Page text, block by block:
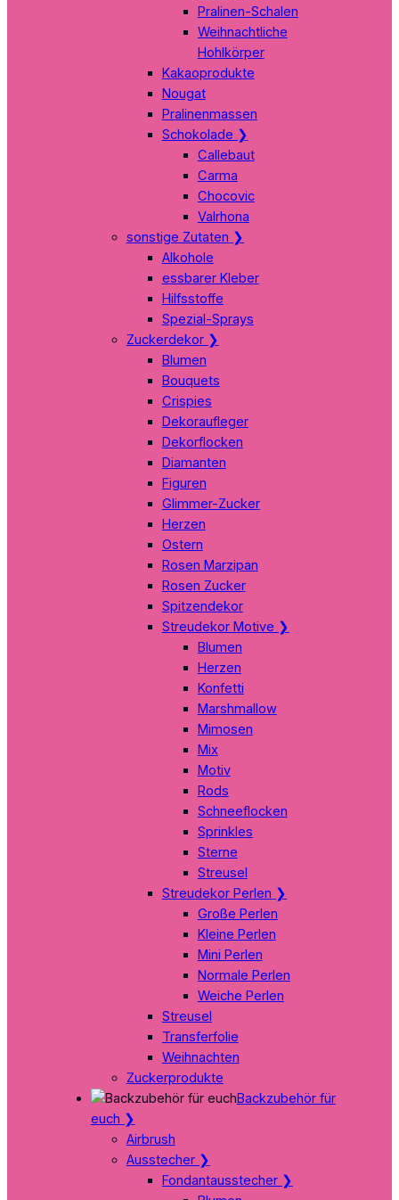
Pralinen-Schalen
Weihnachtliche
Hohlkörper
Kakaoprodukte
Nougat
Pralinenmassen
Schokolade ❯
Callebaut
Carma
Chocovic
Valrhona
sonstige Zutaten ❯
Alkohole
essbarer Kleber
Hilfsstoffe
Spezial-Sprays
Zuckerdekor ❯
Blumen
Bouquets
Crispies
Dekoraufleger
Dekorflocken
Diamanten
Figuren
Glimmer-Zucker
Herzen
Ostern
Rosen Marzipan
Rosen Zucker
Spitzendekor
Streudekor Motive ❯
Blumen
Herzen
Konfetti
Marshmallow
Mimosen
Mix
Motiv
Rods
Schneeflocken
Sprinkles
Sterne
Streusel
Streudekor Perlen ❯
Große Perlen
Kleine Perlen
Mini Perlen
Normale Perlen
Weiche Perlen
Streusel
Transferfolie
Weihnachten
Zuckerprodukte
Backzubehör für
euch ❯
Airbrush
Ausstecher ❯
Fondantausstecher ❯